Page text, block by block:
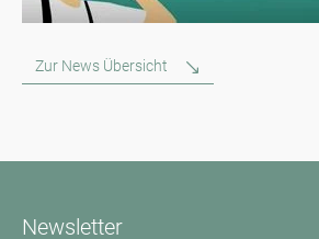
Zur News Übersicht
Newsletter